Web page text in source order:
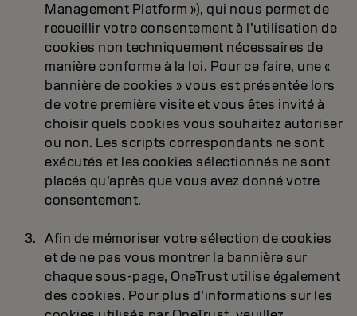
Management Platform »), qui nous permet de
recueillir votre consentement à l’utilisation de
cookies non techniquement nécessaires de
manière conforme à la loi. Pour ce faire, une «
bannière de cookies » vous est présentée lors
de votre première visite et vous êtes invité à
choisir quels cookies vous souhaitez autoriser
ou non. Les scripts correspondants ne sont
exécutés et les cookies sélectionnés ne sont
placés qu’après que vous avez donné votre
consentement.
Afin de mémoriser votre sélection de cookies
et de ne pas vous montrer la bannière sur
chaque sous-page, OneTrust utilise également
des cookies. Pour plus d’informations sur les